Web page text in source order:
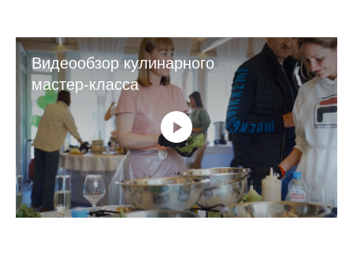
Видеообзор кулинарного
мастер-класса